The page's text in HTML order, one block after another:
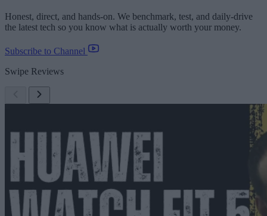
Honest, direct, and hands-on. We benchmark, test, and daily-drive
the latest tech so you know what is actually worth your money.
Subscribe to Channel
Swipe Reviews